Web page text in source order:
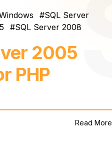
SQL Server
SQL Server 2008
2005
PHP
Read More